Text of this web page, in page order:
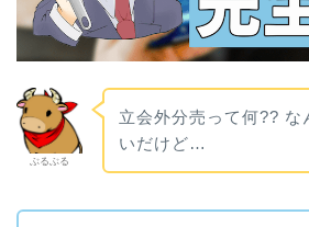
ぶるぶる
立会外分売って何?? な
いだけど…